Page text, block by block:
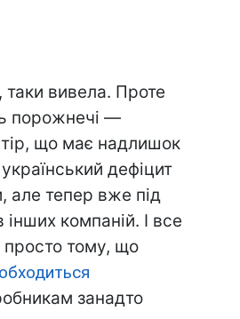
таки вивела. Проте
порожнечі —
що має надлишок
дефіцит
але тепер вже під
компаній. І все
просто тому, що
обходиться
занадто